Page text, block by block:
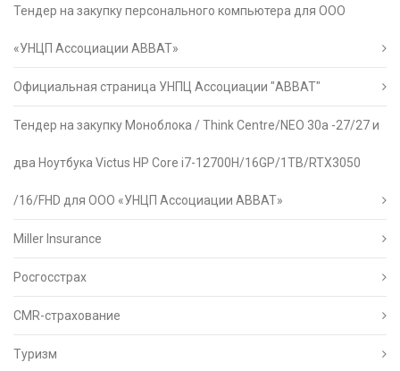
Тендер на закупку персонального компьютера для ООО
«УНЦП Ассоциации АВВАТ»
Официальная страница УНПЦ Ассоциации "АВВАТ"
Тендер на закупку Моноблока / Think Centre/NEO 30a -27/27 и
два Ноутбука Victus HP Core i7-12700H/16GP/1TB/RTX3050
/16/FHD для ООО «УНЦП Ассоциации АВВАТ»
Miller Insurance
Росгосстрах
CMR-страхование
Туризм